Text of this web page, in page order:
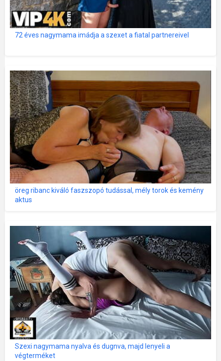
72 éves nagymama imádja a szexet a fiatal partnereivel
öreg ribanc kiváló faszszopó tudással, mély torok és kemény
aktus
Szexi nagymama nyalva és dugnva, majd lenyeli a
végterméket